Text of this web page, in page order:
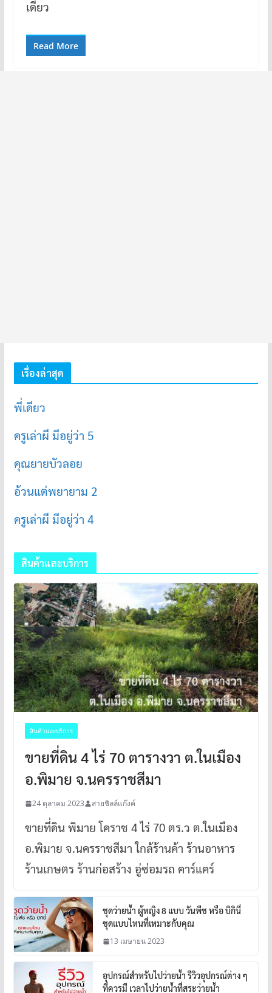
เดียว
Read More
เรื่องล่าสุด
พี่เดียว
ครูเล่าผี มีอยู่ว่า 5
คุณยายบัวลอย
อ้วนแต่พยายาม 2
ครูเล่าผี มีอยู่ว่า 4
สินค้าและบริการ
สินค้าและบริการ
ขายที่ดิน 4 ไร่ 70 ตารางวา ต.ในเมือง
อ.พิมาย จ.นครราชสีมา
24 ตุลาคม 2023 สายชิลล์แก๊งค์
ขายที่ดิน พิมาย โคราช 4 ไร่ 70 ตร.ว ต.ในเมือง
อ.พิมาย จ.นครราชสีมา ใกล้ร้านค้า ร้านอาหาร
ร้านเกษตร ร้านก่อสร้าง อู่ซ่อมรถ คาร์แคร์
ชุดว่ายน้ำ ผู้หญิง 8 แบบ วันพีช หรือ บิกินี่
ชุดแบบไหนที่เหมาะกับคุณ
13 เมษายน 2023
อุปกรณ์สำหรับไปว่ายน้ำ รีวิวอุปกรณ์ต่าง ๆ
ที่ควรมี เวลาไปว่ายน้ำที่สระว่ายน้ำ